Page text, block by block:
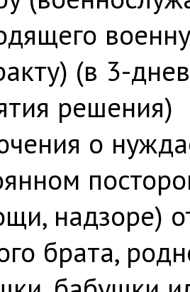
(в 3-
решения)
о
надзоре)
брата,